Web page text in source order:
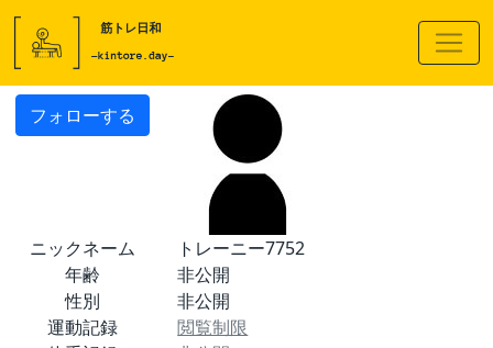
フォローする
ニックネーム
トレーニー7752
年齢
非公開
性別
非公開
運動記録
閲覧制限